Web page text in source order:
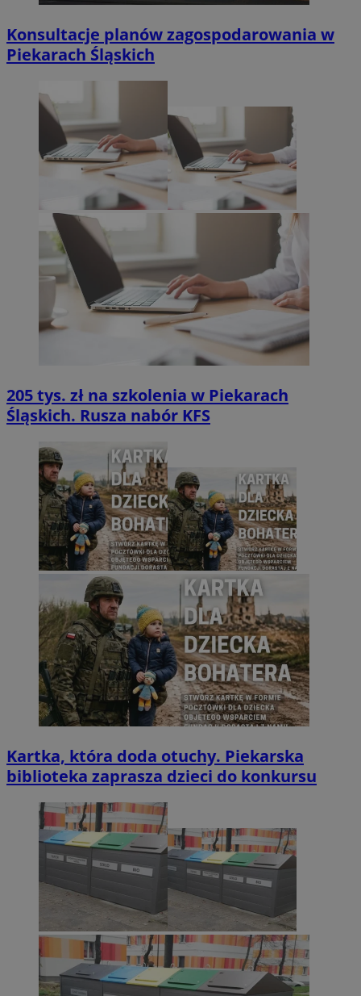
Konsultacje planów zagospodarowania w
Piekarach Śląskich
205 tys. zł na szkolenia w Piekarach
Śląskich. Rusza nabór KFS
Kartka, która doda otuchy. Piekarska
biblioteka zaprasza dzieci do konkursu